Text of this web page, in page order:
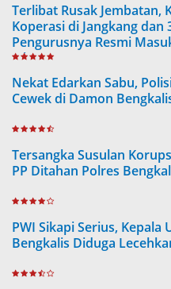
Terlibat Rusak Jembatan,
Koperasi di Jangkang dan
Pengurusnya Resmi
Jaksa
Nekat Edarkan Sabu,
Cewek di Damon
Tersangka Susulan
PP Ditahan Polres
PWI Sikapi Serius, Kepala
Bengkalis Diduga